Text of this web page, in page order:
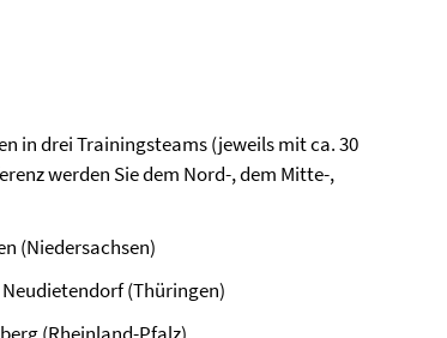
in drei Trainingsteams (jeweils mit ca. 30
werden Sie dem Nord-, dem Mitte-,
(Niedersachsen)
Neudietendorf (Thüringen)